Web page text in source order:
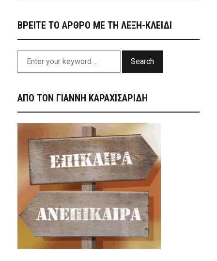
ΒΡΕΙΤΕ ΤΟ ΑΡΘΡΟ ΜΕ ΤΗ ΛΕΞΗ-ΚΛΕΙΔΙ
Search
ΑΠΟ ΤΟΝ ΓΙΑΝΝΗ ΚΑΡΑΧΙΣΑΡΙΔΗ